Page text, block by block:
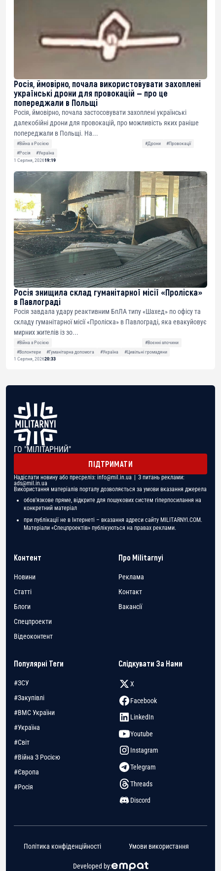
Росія, ймовірно, почала використовувати захоплені
українські дрони для провокацій — про це
попереджали в Польщі
Росія, ймовірно, почала застосовувати захоплені українські
далекобійні дрони для провокацій, про можливість яких раніше
попереджали в Польщі. На...
#Війна з Росією #Дрони
#Провокації
#Росія
#Україна
1 Серпня, 202619:19
Росія знищила склад гуманітарної місії «Проліска»
в Павлограді
Росія завдала удару реактивним БпЛА типу «Шахед» по офісу та
складу гуманітарної місії «Проліска» в Павлограді, яка евакуйовує
мирних жителів із зо...
#Війна з Росією
#Воєнні злочини
#Волонтери
#Гуманітарна допомога #Україна
#Цивільні громадяни
1 Серпня, 202620:33
ГО "МІЛІТАРНИЙ"
ПІДТРИМАТИ
Надіслати новину або пресреліз: info@mil.in.ua | З питань реклами:
ads@mil.in.ua
Використання матеріалів порталу дозволяється за умови вказання джерела
обов'язкове пряме, відкрите для пошукових систем гіперпосилання на
конкретний матеріал
при публікації не в Інтернеті – вказання адреси сайту MILITARNYI.COM.
Матеріали «Спецпроектів» публікуються на правах реклами.
Контент
Новини
Статті
Блоги
Спецпроекти
Відеоконтент
Про Militarnyi
Реклама
Контакт
Вакансії
Популярні Теги
#ЗСУ
#Закупівлі
#ВМС України
#Україна
#Світ
#Війна З Росією
#Європа
#Росія
Слідкувати За Нами
X
Facebook
LinkedIn
Youtube
Instagram
Telegram
Threads
Discord
Developed by:
Політика конфіденційності Умови використання